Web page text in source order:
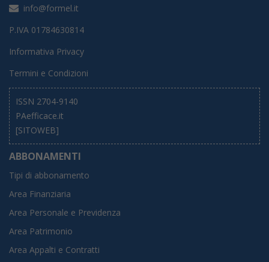
info@formel.it
P.IVA 01784630814
Informativa Privacy
Termini e Condizioni
ISSN 2704-9140
PAefficace.it
[SITOWEB]
ABBONAMENTI
Tipi di abbonamento
Area Finanziaria
Area Personale e Previdenza
Area Patrimonio
Area Appalti e Contratti